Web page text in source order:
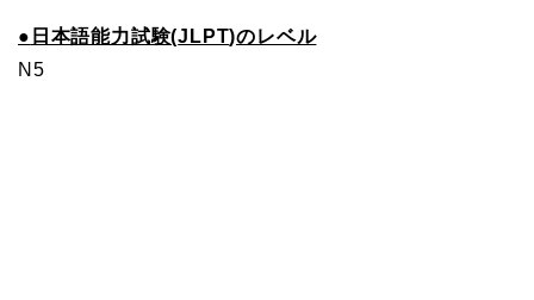
● 日本語能力試験(JLPT)のレベル
N5